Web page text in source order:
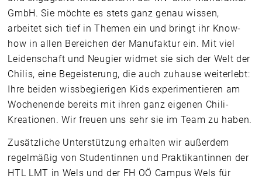
GmbH. Sie möchte es stets ganz genau wissen,
arbeitet sich tief in Themen ein und bringt ihr Know-
how in allen Bereichen der Manufaktur ein. Mit viel
Leidenschaft und Neugier widmet sie sich der Welt der
Chilis, eine Begeisterung, die auch zuhause weiterlebt:
Ihre beiden wissbegierigen Kids experimentieren am
Wochenende bereits mit ihren ganz eigenen Chili-
Kreationen. Wir freuen uns sehr sie im Team zu haben.
Zusätzliche Unterstützung erhalten wir außerdem
regelmäßig von Studentinnen und Praktikantinnen der
HTL LMT in Wels und der FH OÖ Campus Wels für